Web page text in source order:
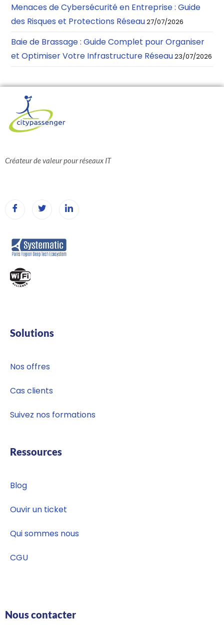
Menaces de Cybersécurité en Entreprise : Guide
des Risques et Protections Réseau27/07/2026
Baie de Brassage : Guide Complet pour Organiser
et Optimiser Votre Infrastructure Réseau23/07/2026
Créateur de valeur pour réseaux IT
Solutions
Nos offres
Cas clients
Suivez nos formations
Ressources
Blog
Ouvir un ticket
Qui sommes nous
CGU
Nous contacter